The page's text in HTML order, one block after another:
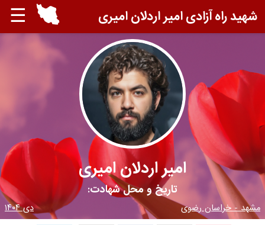
☰ شهید راه آزادی امیر اردلان امیری
امیر اردلان امیری
تاریخ و محل شهادت:
مشهد - خراسان رضوی دی ۱۴۰۴